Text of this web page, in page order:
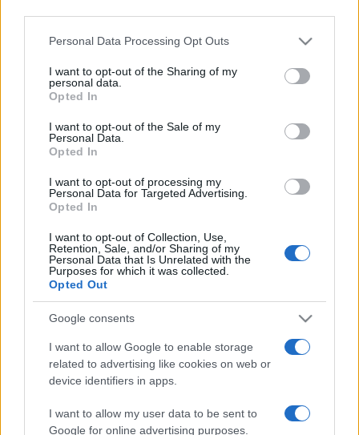
Please note that this website/app uses one or more Google
not limited to your visit or usage behaviour. You may click to
grant or deny consent to Google and its third-party tags to
use your data for below specified purposes in below Google
consent section.
Personal Data Processing Opt Outs
I want to opt-out of the Sharing of my
personal data.
Opted In
I want to opt-out of the Sale of my
Personal Data.
Opted In
I want to opt-out of processing my
Personal Data for Targeted Advertising.
Opted In
I want to opt-out of Collection, Use,
Retention, Sale, and/or Sharing of my
Personal Data that Is Unrelated with the
Purposes for which it was collected.
Opted Out
Google consents
I want to allow Google to enable storage
related to advertising like cookies on web or
device identifiers in apps.
I want to allow my user data to be sent to
Google for online advertising purposes.
technikájával és vibráló, szenvedélyes játékával hódította
meg a világ legnevesebb koncerttermeit. Sokoldalú és
nyitott egyéniségként kiváló szólista és kamarazenész,
fesztiválok művészeti vezetője és neves intézmények
pedagógusa, néhány éve pedig karmesterként is
többek között Kossuth-díjjal jutalmazták. Kiváló
stílusérzékének és széles körű technikai tudásának
köszönhetően magabiztosan mozog a teljes
hegedűirodalomban. Repertoárja így rendkívül változatos, a
korai barokk, a klasszikus, a romantikus és a 20. századi
daraboknak is hiteles előadója.
Forrás: Anima Musicae Kamarazenekar